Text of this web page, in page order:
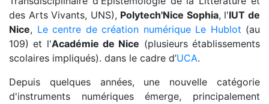
des Arts Vivants, UNS), Polytech'Nice Sophia, l'IUT de
Nice, Le centre de création numérique Le Hublot (au
109) et l'Académie de Nice (plusieurs établissements
scolaires impliqués). dans le cadre d’UCA.
Depuis quelques années, une nouvelle catégorie
d'instruments numériques émerge, principalement